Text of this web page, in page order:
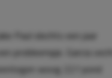
Paul slechts een jaar
probleempje. Garcia vecht
woog 227 pond